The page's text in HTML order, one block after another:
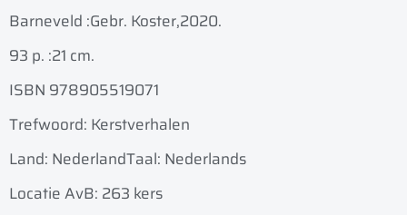
Barneveld :Gebr. Koster,2020.
93 p. :21 cm.
ISBN 978905519071
Trefwoord: Kerstverhalen
Land: NederlandTaal: Nederlands
Locatie AvB: 263 kers